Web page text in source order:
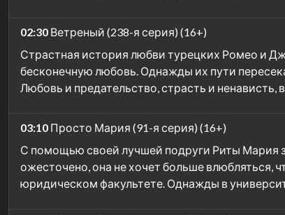
02:30 Ветреный (238-я серия) (16+)
Страстная история любви турецких Ромео и
бесконечную любовь. Однажды их пути
Любовь и предательство, страсть и
03:10 Просто Мария (91-я серия) (16+)
С помощью своей лучшей подруги Риты Мария
ожесточено, она не хочет больше влюбляться,
юридическом факультете. Однажды в